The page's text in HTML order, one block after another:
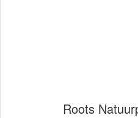
Roots